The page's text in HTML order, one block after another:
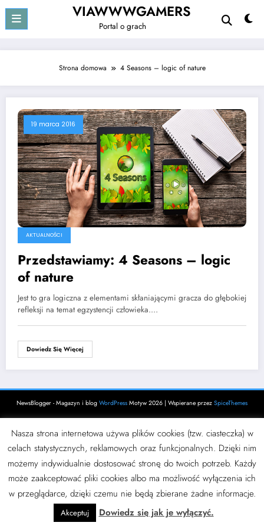
treści
VIAWWWGAMERS
Portal o grach
Strona domowa 4 Seasons – logic of nature
19 marca 2016
AKTUALNOŚCI
Przedstawiamy: 4 Seasons – logic
of nature
Jest to gra logiczna z elementami skłaniającymi gracza do głębokiej
refleksji na temat egzystencji człowieka.…
Dowiedz Się Więcej
NewsBlogger - Magazyn i blog WordPress Motyw 2026 | Wspierane przez SpiceThemes
Nasza strona internetowa używa plików cookies (tzw. ciasteczka) w
celach statystycznych, reklamowych oraz funkcjonalnych. Dzięki nim
możemy indywidualnie dostosować stronę do twoich potrzeb. Każdy
może zaakceptować pliki cookies albo ma możliwość wyłączenia ich
w przeglądarce, dzięki czemu nie będą zbierane żadne informacje.
Akceptuj Dowiedz się jak je wyłączyć.